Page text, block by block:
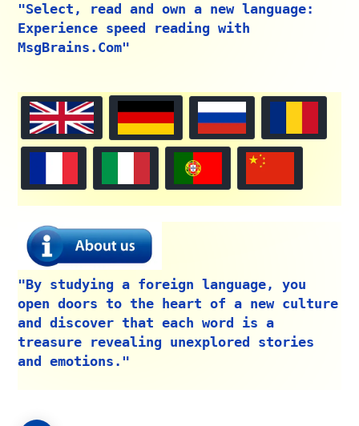
"Select, read and own a new language:
Experience speed reading with
MsgBrains.Com"
"By studying a foreign language, you
open doors to the heart of a new culture
and discover that each word is a
treasure revealing unexplored stories
and emotions."